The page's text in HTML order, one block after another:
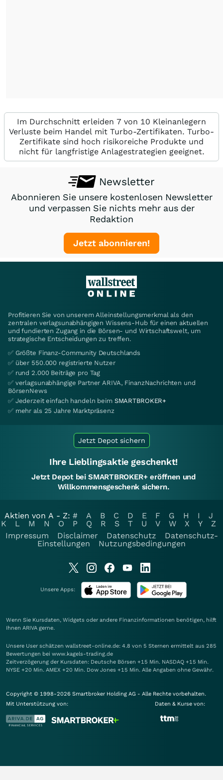
Im Durchschnitt erleiden 7 von 10 Kleinanlegern
Verluste beim Handel mit Turbo-Zertifikaten. Turbo-
Zertifikate sind hoch risikoreiche Produkte und
nicht für langfristige Anlagestrategien geeignet.
Newsletter
Abonnieren Sie unsere kostenlosen Newsletter
und verpassen Sie nichts mehr aus der
Redaktion
Jetzt abonnieren!
Profitieren Sie von unserem Alleinstellungsmerkmal als den
zentralen verlagsunabhängigen Wissens-Hub für einen aktuellen
und fundierten Zugang in die Börsen- und Wirtschaftswelt, um
strategische Entscheidungen zu treffen.
✅ Größte Finanz-Community Deutschlands
✅ über 550.000 registrierte Nutzer
✅ rund 2.000 Beiträge pro Tag
✅ verlagsunabhängige Partner ARIVA, FinanzNachrichten und
BörsenNews
✅ Jederzeit einfach handeln beim SMARTBROKER+
✅ mehr als 25 Jahre Marktpräsenz
Jetzt Depot sichern
Ihre Lieblingsaktie geschenkt!
Jetzt Depot bei SMARTBROKER+ eröffnen und
Willkommensgeschenk sichern.
Aktien von A - Z: # A B C D E F G H I
J
K
L M N O P Q R S T U V W X Y
Z
Impressum
Disclaimer Datenschutz
Datenschutz-
Einstellungen
Nutzungsbedingungen
Unsere Apps:
Wenn Sie Kursdaten, Widgets oder andere Finanzinformationen benötigen, hilft
Ihnen ARIVA gerne.
Unsere User schätzen wallstreet-online.de: 4.8 von 5 Sternen ermittelt aus 285
Bewertungen bei www.kagels-trading.de
Zeitverzögerung der Kursdaten: Deutsche Börsen +15 Min. NASDAQ +15 Min.
NYSE +20 Min. AMEX +20 Min. Dow Jones +15 Min. Alle Angaben ohne Gewähr.
Copyright © 1998-2026 Smartbroker Holding AG - Alle Rechte vorbehalten.
Mit Unterstützung von:
Daten & Kurse von: